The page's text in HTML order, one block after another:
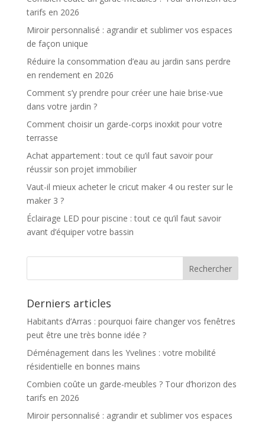
tarifs en 2026
Miroir personnalisé : agrandir et sublimer vos espaces
de façon unique
Réduire la consommation d’eau au jardin sans perdre
en rendement en 2026
Comment s’y prendre pour créer une haie brise-vue
dans votre jardin ?
Comment choisir un garde-corps inoxkit pour votre
terrasse
Achat appartement : tout ce qu’il faut savoir pour
réussir son projet immobilier
Vaut-il mieux acheter le cricut maker 4 ou rester sur le
maker 3 ?
Éclairage LED pour piscine : tout ce qu’il faut savoir
avant d’équiper votre bassin
Derniers articles
Habitants d’Arras : pourquoi faire changer vos fenêtres
peut être une très bonne idée ?
Déménagement dans les Yvelines : votre mobilité
résidentielle en bonnes mains
Combien coûte un garde-meubles ? Tour d’horizon des
tarifs en 2026
Miroir personnalisé : agrandir et sublimer vos espaces